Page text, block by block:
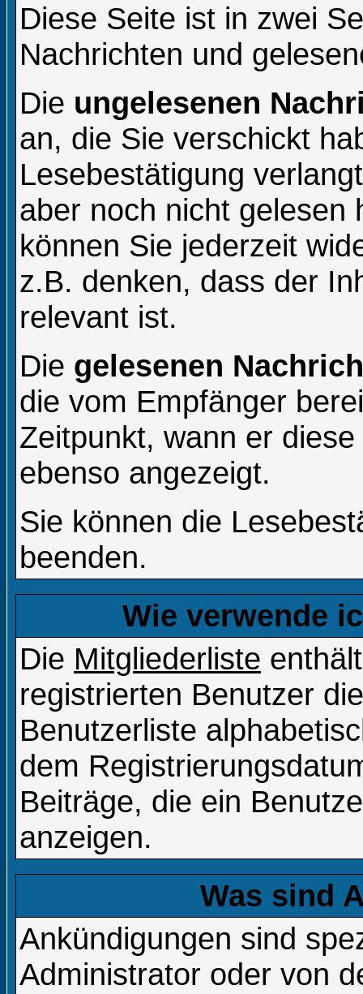
Diese Seite ist in zwei
Nachrichten und
Die ungelesenen
an, die Sie verschickt
Lesebestätigung
aber noch nicht gelesen
können Sie jederzeit
z.B. denken, dass der
relevant ist.
Die gelesenen
die vom Empfänger
Zeitpunkt, wann er
ebenso angezeigt.
Sie können die
beenden.
Wie verwende
Die Mitgliederliste
registrierten Benutzer
Benutzerliste
dem
Beiträge, die ein
anzeigen.
Was sind
Ankündigungen sind
Administrator oder von